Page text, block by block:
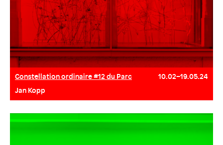
Constellation ordinaire #12 du Parc
10.02–19.05.24
Jan Kopp